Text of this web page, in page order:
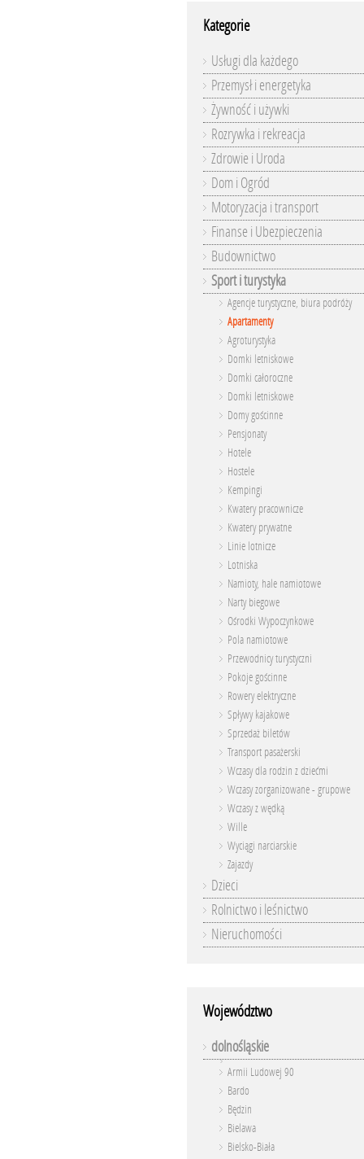
Kategorie
Usługi dla każdego
Przemysł i energetyka
Żywność i używki
Rozrywka i rekreacja
Zdrowie i Uroda
Dom i Ogród
Motoryzacja i transport
Finanse i Ubezpieczenia
Budownictwo
Sport i turystyka
Agencje turystyczne, biura podróży
Apartamenty
Agroturystyka
Domki letniskowe
Domki całoroczne
Domki letniskowe
Domy gościnne
Pensjonaty
Hotele
Hostele
Kempingi
Kwatery pracownicze
Kwatery prywatne
Linie lotnicze
Lotniska
Namioty, hale namiotowe
Narty biegowe
Ośrodki Wypoczynkowe
Pola namiotowe
Przewodnicy turystyczni
Pokoje gościnne
Rowery elektryczne
Spływy kajakowe
Sprzedaż biletów
Transport pasażerski
Wczasy dla rodzin z dziećmi
Wczasy zorganizowane - grupowe
Wczasy z wędką
Wille
Wyciągi narciarskie
Zajazdy
Dzieci
Rolnictwo i leśnictwo
Nieruchomości
Województwo
dolnośląskie
Armii Ludowej 90
Bardo
Będzin
Bielawa
Bielsko-Biała